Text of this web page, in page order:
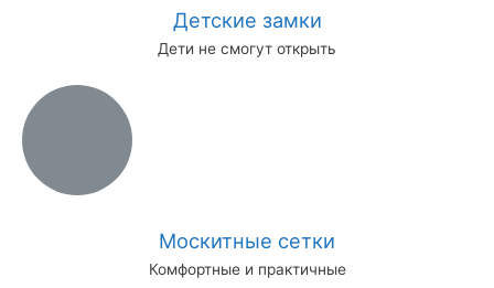
Детские замки
Дети не смогут открыть
Москитные сетки
Комфортные и практичные